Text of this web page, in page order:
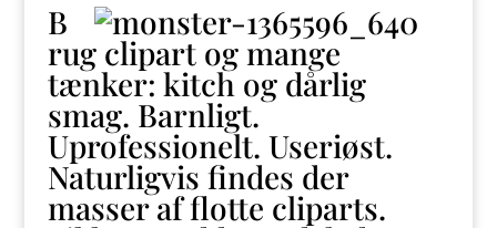
B
rug clipart og mange
tænker: kitch og dårlig
smag. Barnligt.
Uprofessionelt. Useriøst.
Naturligvis findes der
masser af flotte cliparts.